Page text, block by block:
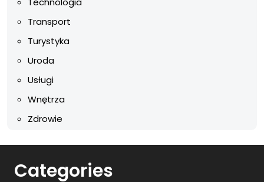
Transport
Turystyka
Uroda
Usługi
Wnętrza
Zdrowie
Categories